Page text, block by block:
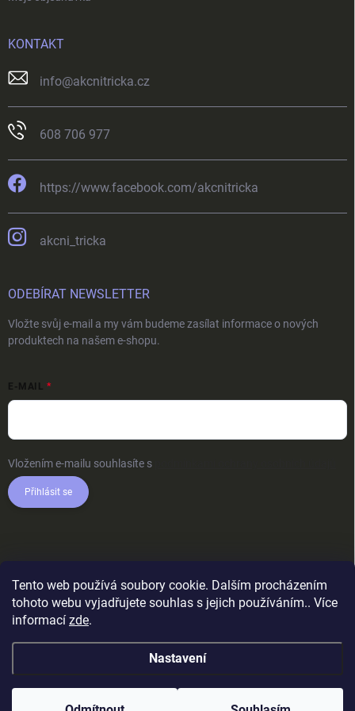
Tento web používá soubory cookie. Dalším procházením
tohoto webu vyjadřujete souhlas s jejich používáním.. Více
informací zde.
Nastavení
KONTAKT
info@akcnitricka.cz
608 706 977
https://www.facebook.com/akcnitricka
akcni_tricka
ODEBÍRAT NEWSLETTER
Vložte svůj e-mail a my vám budeme zasílat informace o nových
produktech na našem e-shopu.
E-MAIL
Vložením e-mailu souhlasíte s
Přihlásit se
Copyright 2026AkcniTricka.CZ. Všechna práva vyhrazena.Upravit